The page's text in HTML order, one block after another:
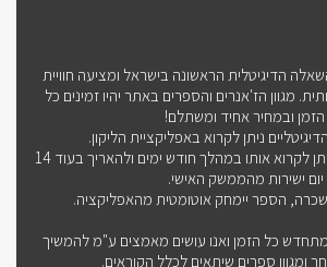
הדיגיטלית הראשונה בישראל ומציעה חוויית
מגוון הז'אנרים והספרים באתר יהיו זמינים כל
הזמן ובמחיר אחיד ומשתלם!
ניתן לקרוא באפליקציית הליקון.
מרגע שכירת הספר, ניתן לקרוא אותו במהלך חודש ימים ולהאריך בעוד 14
יום ישירות מהממשק האישי.
הספר יימחק אוטומטית מהאפליקציה.
כל הזמן ואנו עושים מאמצים ע"מ להמשיך
ומגוון ספרים שיתאים לכלל הקוראים.